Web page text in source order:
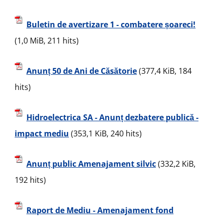
Buletin de avertizare 1 - combatere șoareci!
(1,0 MiB, 211 hits)
Anunț 50 de Ani de Căsătorie(377,4 KiB, 184
hits)
Hidroelectrica SA - Anunț dezbatere publică -
impact mediu (353,1 KiB, 240 hits)
Anunț public Amenajament silvic(332,2 KiB,
192 hits)
Raport de Mediu - Amenajament fond